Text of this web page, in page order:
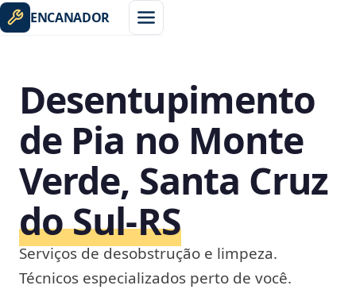
ENCANADOR
Desentupimento
de Pia no Monte
Verde, Santa Cruz
do Sul‑RS
Serviços de desobstrução e limpeza.
Técnicos especializados perto de você.